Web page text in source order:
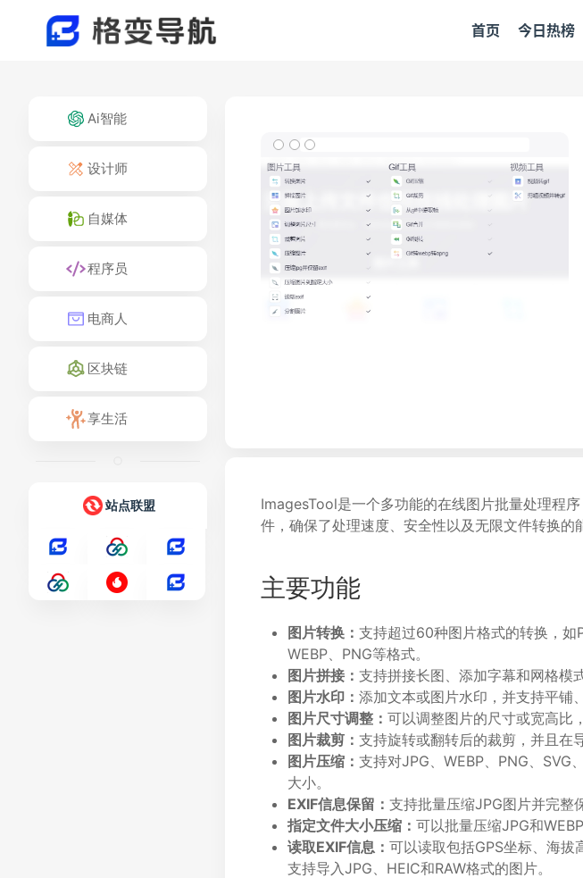
首页 今日热榜
Ai智能
设计师
自媒体
程序员
电商人
区块链
享生活
站点联盟
ImagesTool是一个多功能的在线图片批量处理程
件，确保了处理速度、安全性以及无限文件转换的
主要功能
图片转换： 支持超过60种图片格式的转换，如
WEBP、PNG等格式。
图片拼接： 支持拼接长图、添加字幕和网格模
图片水印： 添加文本或图片水印，并支持平铺
图片尺寸调整： 可以调整图片的尺寸或宽高比
图片裁剪： 支持旋转或翻转后的裁剪，并且在
图片压缩： 支持对JPG、WEBP、PNG、SVG
大小。
EXIF信息保留： 支持批量压缩JPG图片并完整
指定文件大小压缩： 可以批量压缩JPG和
读取EXIF信息： 可以读取包括GPS坐标、海拔
支持导入JPG、HEIC和RAW格式的图片。